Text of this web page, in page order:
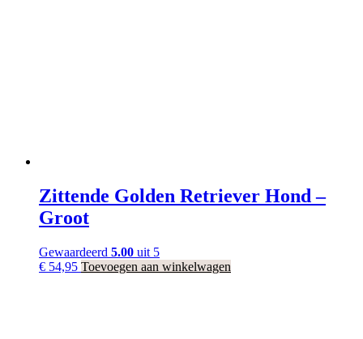
Zittende Golden Retriever Hond –
Groot
Gewaardeerd 5.00 uit 5
€ 54,95 Toevoegen aan winkelwagen